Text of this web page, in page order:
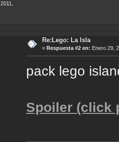
Re:Lego: La Isla
« Respuesta #2 en: Enero 29,
pack lego
Spoiler (click